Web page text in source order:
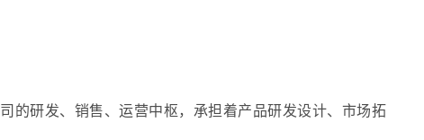
的研发、销售、运营中枢，承担着产品研发设计、市场拓